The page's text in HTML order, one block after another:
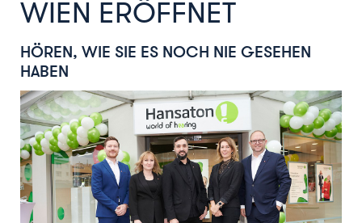
Österreichische Apothekerkammer
Miba Gruppe
gswb
FG Beförderungsgewerbe mit PKW
Hansaton
Intact
KOLLER+KOLLER
BioLife
WIEN ERÖFFNET
HÖREN, WIE SIE ES NOCH NIE GESEHEN
HABEN